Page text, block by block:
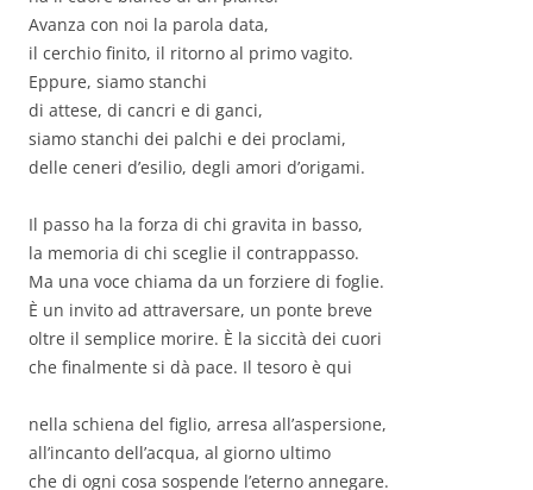
Avanza con noi la parola data,
il cerchio finito, il ritorno al primo vagito.
Eppure, siamo stanchi
di attese, di cancri e di ganci,
siamo stanchi dei palchi e dei proclami,
delle ceneri d’esilio, degli amori d’origami.
Il passo ha la forza di chi gravita in basso,
la memoria di chi sceglie il contrappasso.
Ma una voce chiama da un forziere di foglie.
È un invito ad attraversare, un ponte breve
oltre il semplice morire. È la siccità dei cuori
che finalmente si dà pace. Il tesoro è qui
nella schiena del figlio, arresa all’aspersione,
all’incanto dell’acqua, al giorno ultimo
che di ogni cosa sospende l’eterno annegare.